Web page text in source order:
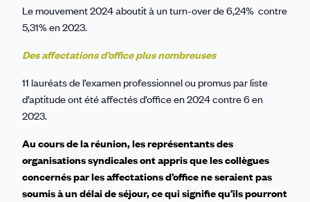
Le mouvement 2024 aboutit à un turn-over de 6,24% contre
5,31% en 2023.
Des affectations d’office plus nombreuses
11 lauréats de l’examen professionnel ou promus par liste
d’aptitude ont été affectés d’office en 2024 contre 6 en
2023.
Au cours de la réunion, les représentants des
organisations syndicales ont appris que les collègues
concernés par les affectations d’office ne seraient pas
soumis à un délai de séjour, ce qui signifie qu’ils pourront